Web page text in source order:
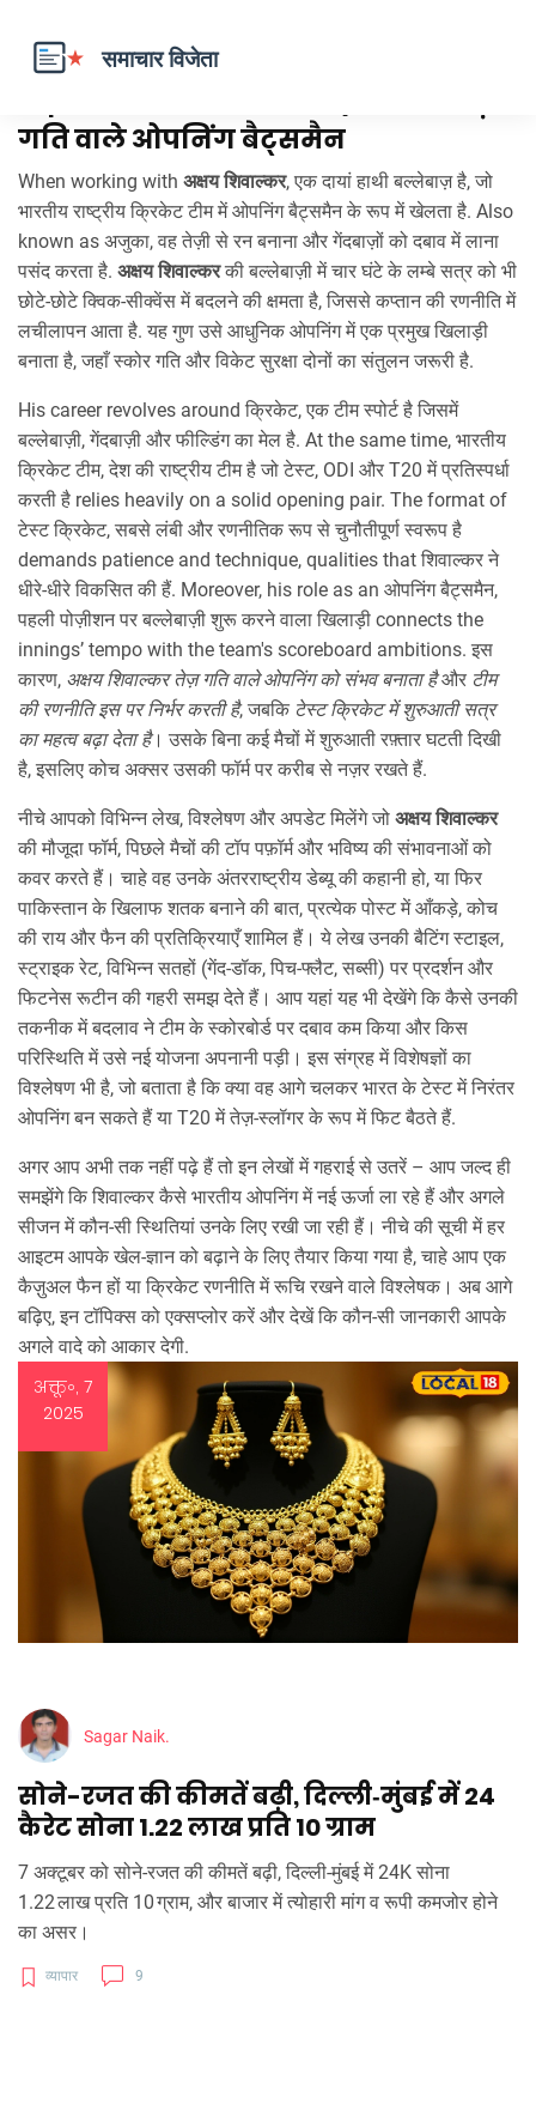
अक्षय शिवाल्कर – भारतीय क्रिकेट की तेज़
गति वाले ओपनिंग बैट्समैन
When working with अक्षय शिवाल्कर, एक दायां हाथी बल्लेबाज़ है, जो
भारतीय राष्ट्रीय क्रिकेट टीम में ओपनिंग बैट्समैन के रूप में खेलता है. Also
known as अजुका, वह तेज़ी से रन बनाना और गेंदबाज़ों को दबाव में लाना
पसंद करता है. अक्षय शिवाल्करकी बल्लेबाज़ी में चार घंटे के लम्बे सत्र को भी
छोटे-छोटे क्विक‑सीक्वेंस में बदलने की क्षमता है, जिससे कप्तान की रणनीति में
लचीलापन आता है. यह गुण उसे आधुनिक ओपनिंग में एक प्रमुख खिलाड़ी
बनाता है, जहाँ स्कोर गति और विकेट सुरक्षा दोनों का संतुलन जरूरी है.
His career revolves around क्रिकेट, एक टीम स्पोर्ट है जिसमें
बल्लेबाज़ी, गेंदबाज़ी और फील्डिंग का मेल है. At the same time, भारतीय
क्रिकेट टीम, देश की राष्ट्रीय टीम है जो टेस्ट, ODI और T20 में प्रतिस्पर्धा
करती है relies heavily on a solid opening pair. The format of
टेस्ट क्रिकेट, सबसे लंबी और रणनीतिक रूप से चुनौतीपूर्ण स्वरूप है
demands patience and technique, qualities that शिवाल्कर ने
धीरे‑धीरे विकसित की हैं. Moreover, his role as an ओपनिंग बैट्समैन,
पहली पोज़ीशन पर बल्लेबाज़ी शुरू करने वाला खिलाड़ी connects the
innings’ tempo with the team's scoreboard ambitions. इस
कारण, अक्षय शिवाल्कर तेज़ गति वाले ओपनिंग को संभव बनाता हैऔर टीम
की रणनीति इस पर निर्भर करती है, जबकि टेस्ट क्रिकेट में शुरुआती सत्र
का महत्व बढ़ा देता है। उसके बिना कई मैचों में शुरुआती रफ़्तार घटती दिखी
है, इसलिए कोच अक्सर उसकी फॉर्म पर करीब से नज़र रखते हैं.
नीचे आपको विभिन्न लेख, विश्लेषण और अपडेट मिलेंगे जो अक्षय शिवाल्कर
की मौजूदा फॉर्म, पिछले मैचों की टॉप पफ़ॉर्म और भविष्य की संभावनाओं को
कवर करते हैं। चाहे वह उनके अंतरराष्ट्रीय डेब्यू की कहानी हो, या फिर
पाकिस्तान के खिलाफ शतक बनाने की बात, प्रत्येक पोस्ट में आँकड़े, कोच
की राय और फैन की प्रतिक्रियाएँ शामिल हैं। ये लेख उनकी बैटिंग स्टाइल,
स्ट्राइक रेट, विभिन्न सतहों (गेंद‑डॉक, पिच‑फ्लैट, सब्सी) पर प्रदर्शन और
फिटनेस रूटीन की गहरी समझ देते हैं। आप यहां यह भी देखेंगे कि कैसे उनकी
तकनीक में बदलाव ने टीम के स्कोरबोर्ड पर दबाव कम किया और किस
परिस्थिति में उसे नई योजना अपनानी पड़ी। इस संग्रह में विशेषज्ञों का
विश्लेषण भी है, जो बताता है कि क्या वह आगे चलकर भारत के टेस्ट में निरंतर
ओपनिंग बन सकते हैं या T20 में तेज़‑स्लॉगर के रूप में फिट बैठते हैं.
अगर आप अभी तक नहीं पढ़े हैं तो इन लेखों में गहराई से उतरें – आप जल्द ही
समझेंगे कि शिवाल्कर कैसे भारतीय ओपनिंग में नई ऊर्जा ला रहे हैं और अगले
सीजन में कौन‑सी स्थितियां उनके लिए रखी जा रही हैं। नीचे की सूची में हर
आइटम आपके खेल‑ज्ञान को बढ़ाने के लिए तैयार किया गया है, चाहे आप एक
कैज़ुअल फैन हों या क्रिकेट रणनीति में रूचि रखने वाले विश्लेषक। अब आगे
बढ़िए, इन टॉपिक्स को एक्सप्लोर करें और देखें कि कौन‑सी जानकारी आपके
अगले वादे को आकार देगी.
अक्तू॰, 7
2025
Sagar Naik.
सोने-रजत की कीमतें बढ़ी, दिल्ली‑मुंबई में 24
कैरेट सोना 1.22 लाख प्रति 10 ग्राम
7 अक्टूबर को सोने‑रजत की कीमतें बढ़ी, दिल्ली‑मुंबई में 24K सोना
1.22 लाख प्रति 10 ग्राम, और बाजार में त्योहारी मांग व रूपी कमजोर होने
का असर।
व्यापार 9